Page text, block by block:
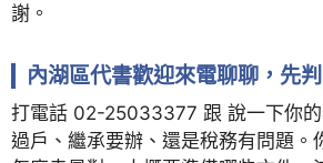
謝。
內湖區代書歡迎來電聊聊，先
打電話 02-25033377 跟 說一下你
過戶、繼承要辦、還是稅務有問題。